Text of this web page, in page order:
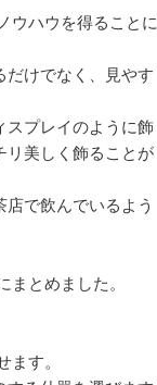
ウハウを得ることに
けでなく、見やす
スプレイのように飾
リ美しく飾ることが
で飲んでいるよう
とめました。
す。